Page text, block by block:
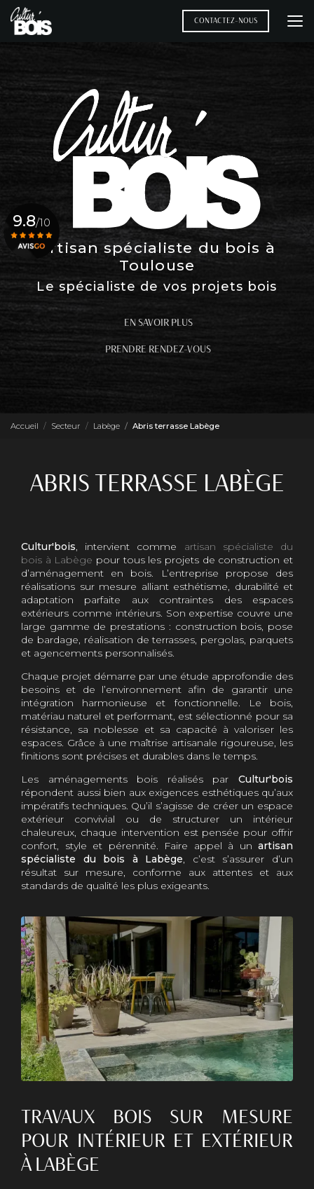
Aller
au
contenu
CONTACTEZ-NOUS
Artisan spécialiste du bois à
Toulouse
Le spécialiste de vos projets bois
EN SAVOIR PLUS
PRENDRE RENDEZ-VOUS
9.8/10
Accueil Secteur Labège Abris terrasse Labège
ABRIS TERRASSE LABÈGE
Cultur'bois, intervient comme artisan spécialiste du
bois à Labège pour tous les projets de construction et
d’aménagement en bois. L’entreprise propose des
réalisations sur mesure alliant esthétisme, durabilité et
adaptation parfaite aux contraintes des espaces
extérieurs comme intérieurs. Son expertise couvre une
large gamme de prestations : construction bois, pose
de bardage, réalisation de terrasses, pergolas, parquets
et agencements personnalisés.
Chaque projet démarre par une étude approfondie des
besoins et de l’environnement afin de garantir une
intégration harmonieuse et fonctionnelle. Le bois,
matériau naturel et performant, est sélectionné pour sa
résistance, sa noblesse et sa capacité à valoriser les
espaces. Grâce à une maîtrise artisanale rigoureuse, les
finitions sont précises et durables dans le temps.
Les aménagements bois réalisés par Cultur'bois
répondent aussi bien aux exigences esthétiques qu’aux
impératifs techniques. Qu’il s’agisse de créer un espace
extérieur convivial ou de structurer un intérieur
chaleureux, chaque intervention est pensée pour offrir
confort, style et pérennité. Faire appel à un artisan
spécialiste du bois à Labège, c’est s’assurer d’un
résultat sur mesure, conforme aux attentes et aux
standards de qualité les plus exigeants.
TRAVAUX BOIS SUR MESURE
POUR INTÉRIEUR ET EXTÉRIEUR
À LABÈGE